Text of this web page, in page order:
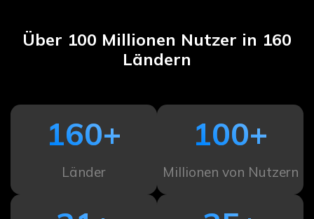
Über 100 Millionen Nutzer in 160
Ländern
160+
Länder
100+
Millionen von Nutzern